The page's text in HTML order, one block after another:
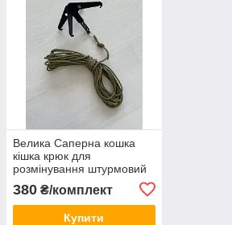
Велика Саперна кошка
кішка крюк для
розмінування штурмовий
380 ₴/комплект
Купити